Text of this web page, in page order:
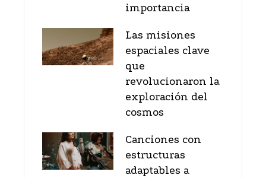
importancia
Las misiones
espaciales clave
que
revolucionaron la
exploración del
cosmos
Canciones con
estructuras
adaptables a